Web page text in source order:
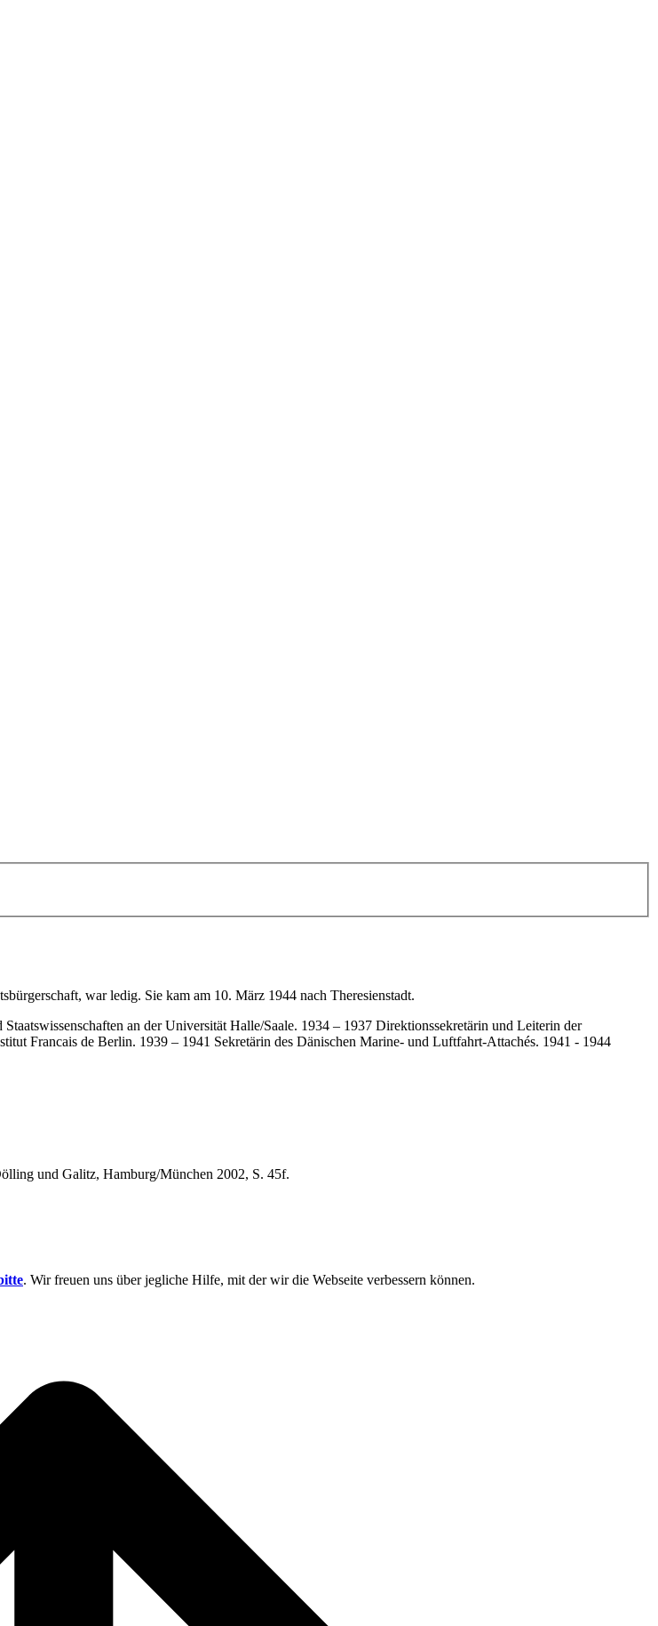
war ledig. Sie kam am 10. März 1944 nach Theresienstadt.
an der Universität Halle/Saale. 1934 – 1937 Direktionssekretärin und Leiterin der
Francais de Berlin. 1939 – 1941 Sekretärin des Dänischen Marine- und Luftfahrt-Attachés. 1941 - 1944
und Galitz, Hamburg/München 2002, S. 45f.
. Wir freuen uns über jegliche Hilfe, mit der wir die Webseite verbessern können.